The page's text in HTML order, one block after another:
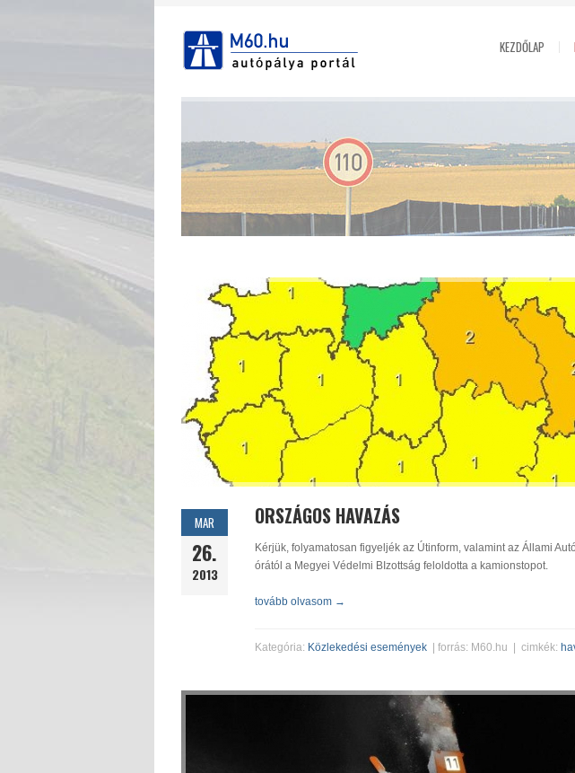
KEZDŐLAP
MAR
26.
2013
ORSZÁGOS HAVAZÁS
Kérjük, folyamatosan figyeljék az Útinform, valamint az Állami
órától a Megyei Védelmi BIzottság feloldotta a kamionstopot.
tovább olvasom →
Kategória: Közlekedési események | forrás: M60.hu | cimkék: